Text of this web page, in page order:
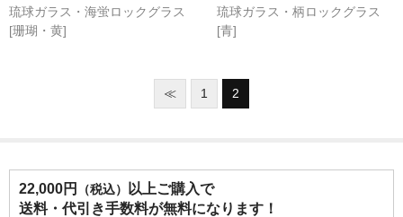
琉球ガラス・海蛍ロックグラス
[珊瑚・黄]
琉球ガラス・柄ロックグラス
[青]
≪ 1 2
22,000円 （税込）
以上ご購入で
送料・代引き手数料が無料になります！